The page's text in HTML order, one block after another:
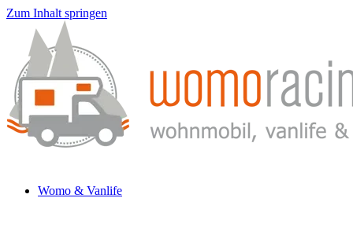
Zum Inhalt springen
Womo & Vanlife